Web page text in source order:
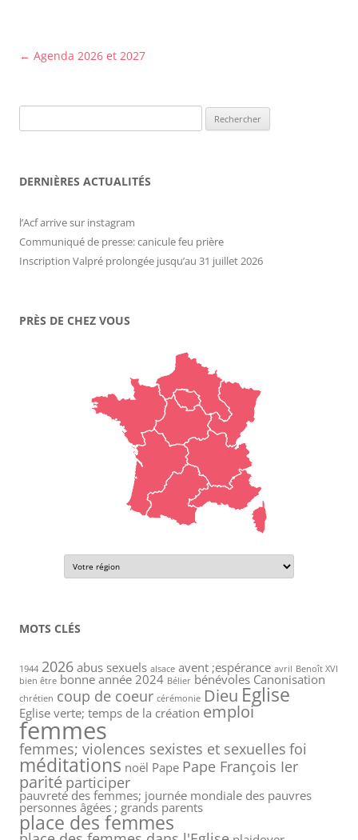
Navigation
← Agenda 2026 et 2027
DERNIÈRES ACTUALITÉS
l’Acf arrive sur instagram
Communiqué de presse: canicule feu prière
Inscription Valpré prolongée jusqu’au 31 juillet 2026
PRÈS DE CHEZ VOUS
MOTS CLÉS
1944 2026 abus sexuels alsace avent ;espérance avril Benoît XVI
bien être bonne année 2024 Bélier bénévoles Canonisation
chrétien coup de coeur cérémonie Dieu Eglise
Eglise verte; temps de la création emploi
femmes
femmes; violences sexistes et sexuelles foi
méditations noël Pape Pape François Ier
parité participer
pauvreté des femmes; journée mondiale des pauvres
personnes âgées ; grands parents
place des femmes